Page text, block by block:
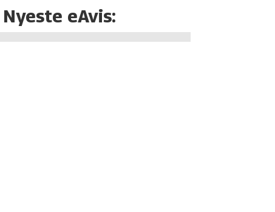
Nyeste eAvis: